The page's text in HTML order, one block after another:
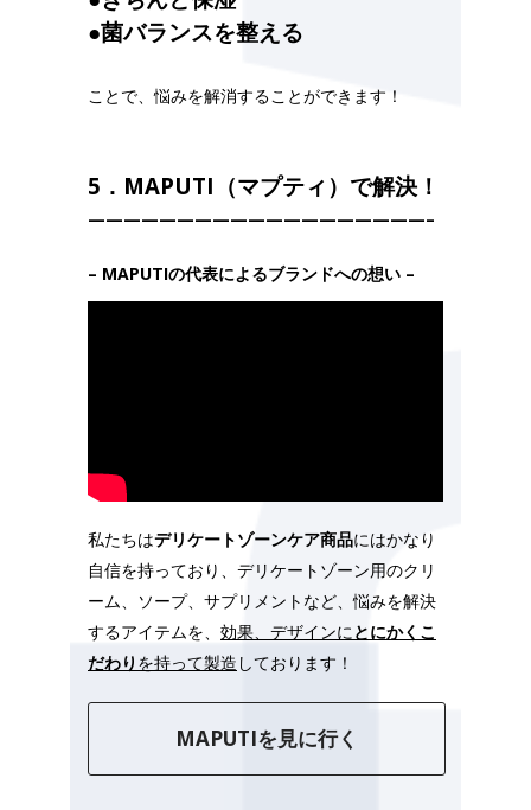
●菌バランスを整える
ことで、悩みを解消することができます！
5．MAPUTI（マプティ）で解決！
———————————————————–
– MAPUTIの代表によるブランドへの想い –
私たちはデリケートゾーンケア商品にはかなり
自信を持っており、デリケートゾーン用のクリ
ーム、ソープ、サプリメントなど、悩みを解決
するアイテムを、 効果、デザインにとにかくこ
だわり を持って製造 しております！
MAPUTIを見に行く